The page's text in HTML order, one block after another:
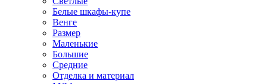
Белые шкафы-купе
Венге
Размер
Маленькие
Большие
Средние
Отделка и материал